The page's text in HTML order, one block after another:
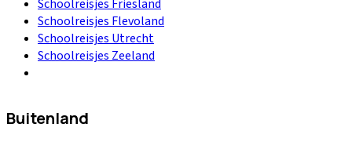
Schoolreisjes Friesland
Schoolreisjes Flevoland
Schoolreisjes Utrecht
Schoolreisjes Zeeland
Buitenland